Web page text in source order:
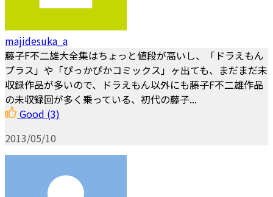
majidesuka_a
藤子F不二雄大全集はちょっと値段が高いし、「ドラえもん
プラス」や「ぴっかぴかコミックス」ヶ出ても、まだまだ未
収録作品が多いので、ドラえもん以外にも藤子F不二雄作品
の未収録回が多く乗っている、初代の藤子...
Good (3)
2013/05/10